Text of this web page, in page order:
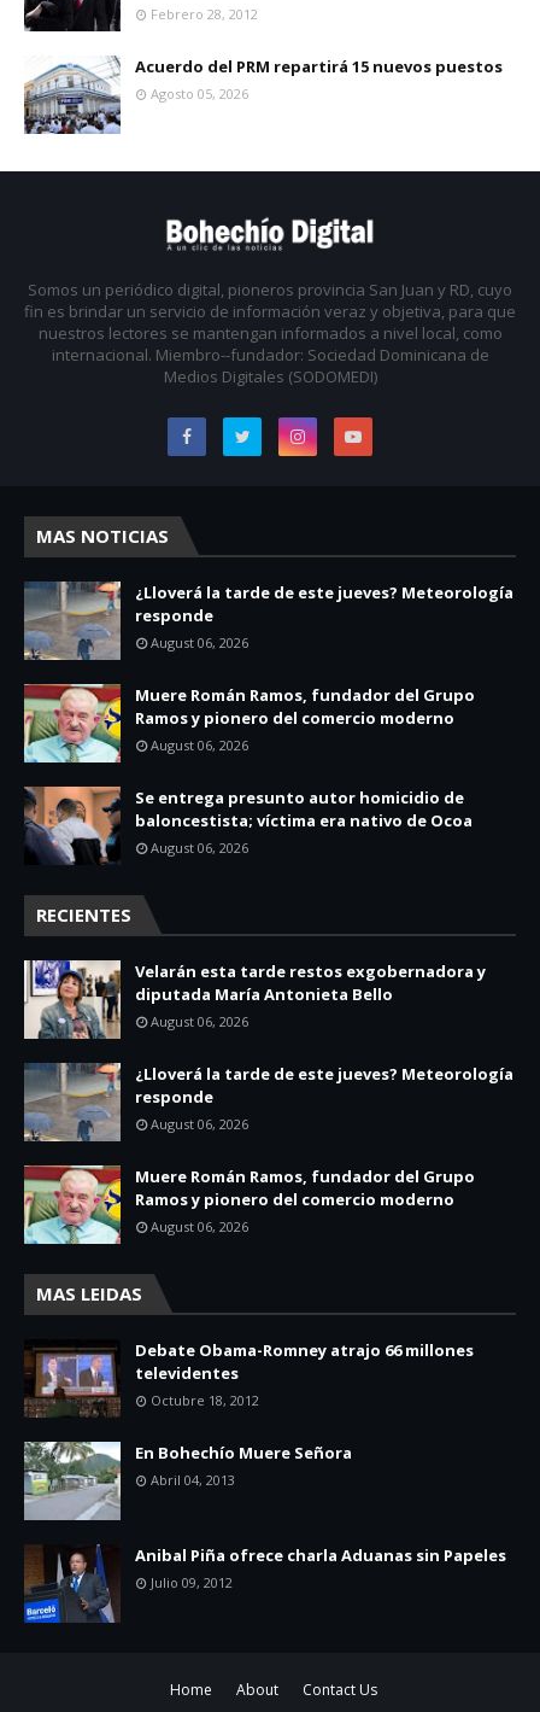
Febrero 28, 2012
Acuerdo del PRM repartirá 15 nuevos puestos
Agosto 05, 2026
Somos un periódico digital, pioneros provincia San Juan y RD, cuyo
fin es brindar un servicio de información veraz y objetiva, para que
nuestros lectores se mantengan informados a nivel local, como
internacional. Miembro--fundador: Sociedad Dominicana de
Medios Digitales (SODOMEDI)
MAS NOTICIAS
¿Lloverá la tarde de este jueves? Meteorología
responde
August 06, 2026
Muere Román Ramos, fundador del Grupo
Ramos y pionero del comercio moderno
August 06, 2026
Se entrega presunto autor homicidio de
baloncestista; víctima era nativo de Ocoa
August 06, 2026
RECIENTES
Velarán esta tarde restos exgobernadora y
diputada María Antonieta Bello
August 06, 2026
¿Lloverá la tarde de este jueves? Meteorología
responde
August 06, 2026
Muere Román Ramos, fundador del Grupo
Ramos y pionero del comercio moderno
August 06, 2026
MAS LEIDAS
Debate Obama-Romney atrajo 66 millones
televidentes
Octubre 18, 2012
En Bohechío Muere Señora
Abril 04, 2013
Anibal Piña ofrece charla Aduanas sin Papeles
Julio 09, 2012
Home About Contact Us